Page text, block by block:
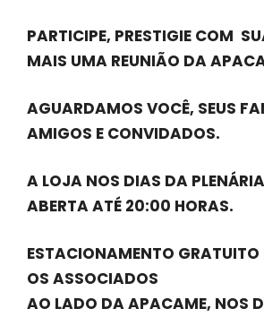
PARTICIPE, PRESTIGIE COM
MAIS UMA REUNIÃO DA
AGUARDAMOS VOCÊ, SEUS
AMIGOS E CONVIDADOS.
A LOJA NOS DIAS DA
ABERTA ATÉ 20:00 HORAS.
ESTACIONAMENTO
OS ASSOCIADOS
AO LADO DA APACAME, NOS